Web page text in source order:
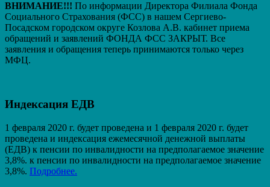
ВНИМАНИЕ!!! По информации Директора Филиала Фонда
Социального Страхования (ФСС) в нашем Сергиево-
Посадском городском округе Козлова А.В. кабинет приема
обращений и заявлений ФОНДА ФСС ЗАКРЫТ. Вcе
заявления и обращения теперь принимаются только через
МФЦ.
Индексация ЕДВ
1 февраля 2020 г. будет проведена и 1 февраля 2020 г. будет
проведена и индексация ежемесячной денежной выплаты
(ЕДВ) к пенсии по инвалидности на предполагаемое значение
3,8%. к пенсии по инвалидности на предполагаемое значение
3,8%. Подробнее.